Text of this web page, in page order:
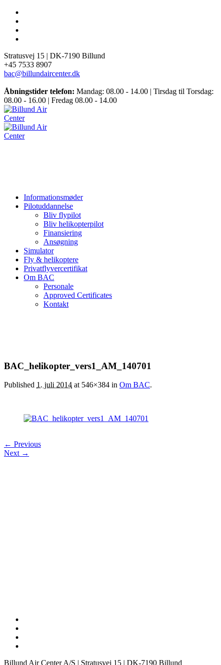
Stratusvej 15 | DK-7190 Billund
+45 7533 8907
bac@billundaircenter.dk
Åbningstider telefon: Mandag: 08.00 - 14.00 | Tirsdag til Torsdag:
08.00 - 16.00 | Fredag 08.00 - 14.00
Informationsmøder
Pilotuddannelse
Bliv flypilot
Bliv helikopterpilot
Finansiering
Ansøgning
Simulator
Fly & helikoptere
Privatflyvercertifikat
Om BAC
Personale
Approved Certificates
Kontakt
BAC_helikopter_vers1_AM_140701
Published 1. juli 2014 at 546×384 in Om BAC.
← Previous
Next →
Billund Air Center A/S | Stratusvej 15 | DK-7190 Billund